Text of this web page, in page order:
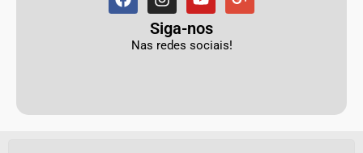
Siga-nos
Nas redes sociais!